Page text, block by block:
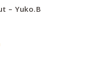
– Yuko.B